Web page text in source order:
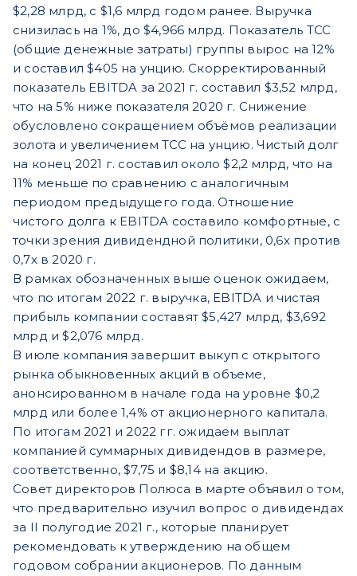
$2,28 млрд, с $1,6 млрд годом ранее. Выручка
снизилась на 1%, до $4,966 млрд. Показатель ТСС
(общие денежные затраты) группы вырос на 12%
и составил $405 на унцию. Скорректированный
показатель EBITDA за 2021 г. составил $3,52 млрд,
что на 5% ниже показателя 2020 г. Снижение
обусловлено сокращением объёмов реализации
золота и увеличением ТСС на унцию. Чистый долг
на конец 2021 г. составил около $2,2 млрд, что на
11% меньше по сравнению с аналогичным
периодом предыдущего года. Отношение
чистого долга к EBITDA составило комфортные, с
точки зрения дивидендной политики, 0,6x против
0,7х в 2020 г.
В рамках обозначенных выше оценок ожидаем,
что по итогам 2022 г. выручка, EBITDA и чистая
прибыль компании составят $5,427 млрд, $3,692
млрд и $2,076 млрд.
В июле компания завершит выкуп с открытого
рынка обыкновенных акций в объеме,
анонсированном в начале года на уровне $0,2
млрд или более 1,4% от акционерного капитала.
По итогам 2021 и 2022 гг. ожидаем выплат
компанией суммарных дивидендов в размере,
соответственно, $7,75 и $8,14 на акцию.
Совет директоров Полюса в марте объявил о том,
что предварительно изучил вопрос о дивидендах
за II полугодие 2021 г., которые планирует
рекомендовать к утверждению на общем
годовом собрании акционеров. По данным